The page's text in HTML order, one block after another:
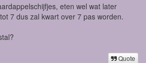
eten wel wat later
7 dus zal kwart over 7 pas worden.
Quote